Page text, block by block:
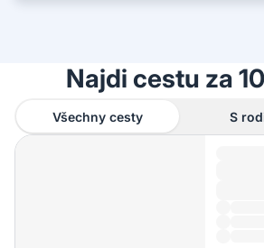
Najdi cestu za
Všechny cesty S